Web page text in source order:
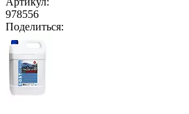
978556
Поделиться: